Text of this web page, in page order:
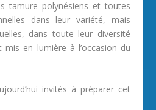
tamure polynésiens et toutes
dans leur variété, mais
dans toute leur diversité
mis en lumière à l’occasion du
invités à préparer cet